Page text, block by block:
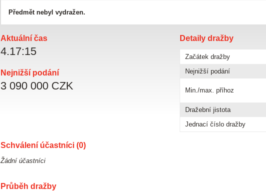
Předmět nebyl vydražen.
Aktuální čas
4.17:16
Nejnižší podání
3 090 000 CZK
Detaily dražby
Začátek dražby
Nejnižší podání
Min./max. příhoz
Dražební jistota
Jednací číslo dražby
Schválení účastníci (0)
Žádní účastníci
Průběh dražby